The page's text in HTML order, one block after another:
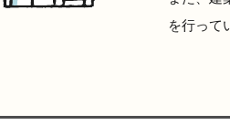
を行って